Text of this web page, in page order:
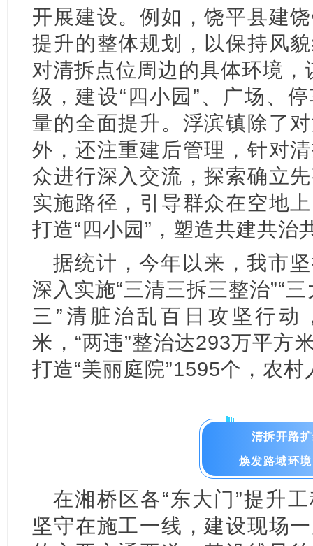
开展建设。例如，饶平县建
提升的整体规划，以保持风
对清拆点位周边的具体环境
级，建设“四小园”、广场、
量的全面提升。浮滨镇除了
外，还注重建后管理，针对
众进行深入交流，探索确立
实施路径，引导群众在空地
打造“四小园”，塑造共建共治
据统计，今年以来，我市
深入实施“三清三拆三整治”“
三”清脏治乱百日攻坚行动
米，“两违”整治达293万平方
打造“美丽庭院”1595个，农
清拆开路
焕发路域环
在湘桥区各“东大门”提升
坚守在施工一线，建设现场